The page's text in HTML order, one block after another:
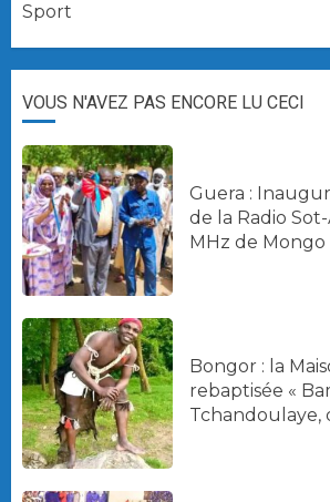
Sport
VOUS N'AVEZ PAS ENCORE LU CECI
Guera :
de la Radio
MHz de Mongo
Bongor : la
rebaptisée «
Tchandoulaye,